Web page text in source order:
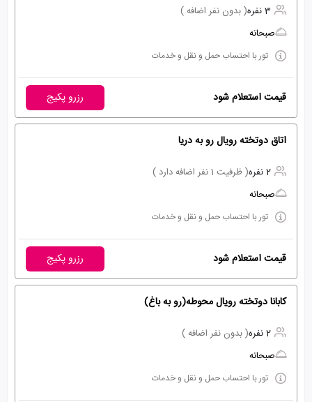
3 نفره
( بدون نفر اضافه )
صبحانه
تور با احتساب حمل و نقل و خدمات
قیمت استعلام شود رزرو پکیج
اتاق دوتخته رویال رو به دریا
2 نفره
( ظرفیت 1 نفر اضافه دارد )
صبحانه
تور با احتساب حمل و نقل و خدمات
قیمت استعلام شود رزرو پکیج
کابانا دوتخته رویال محوطه(رو به باغ)
2 نفره
( بدون نفر اضافه )
صبحانه
تور با احتساب حمل و نقل و خدمات